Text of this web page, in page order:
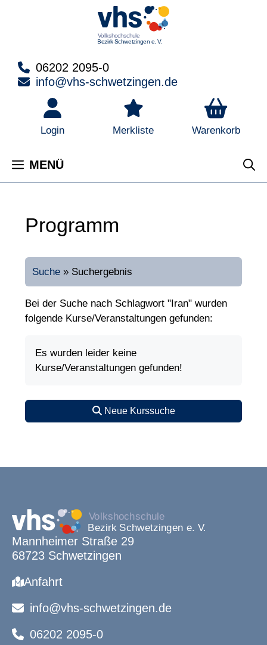
06202 2095-0
info@vhs-schwetzingen.de
Login Merkliste Warenkorb
MENÜ
Programm
Suche » Suchergebnis
Bei der Suche nach Schlagwort "Iran" wurden
folgende Kurse/Veranstaltungen gefunden:
Es wurden leider keine
Kurse/Veranstaltungen gefunden!
Neue Kurssuche
Mannheimer Straße 29
68723 Schwetzingen
Anfahrt
info@vhs-schwetzingen.de
06202 2095-0